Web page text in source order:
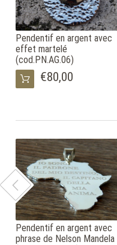
Pendentif en argent avec
effet martelé
(cod.PN.AG.06)
€80,00
Pendentif en argent avec
phrase de Nelson Mandela